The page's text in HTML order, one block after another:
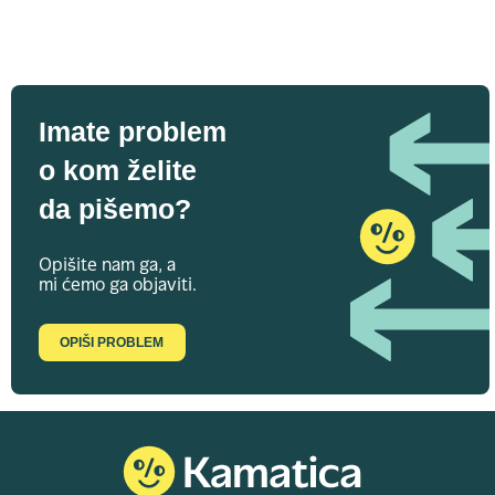
Imate problem
o kom želite
da pišemo?
Opišite nam ga, a
mi ćemo ga objaviti.
OPIŠI PROBLEM